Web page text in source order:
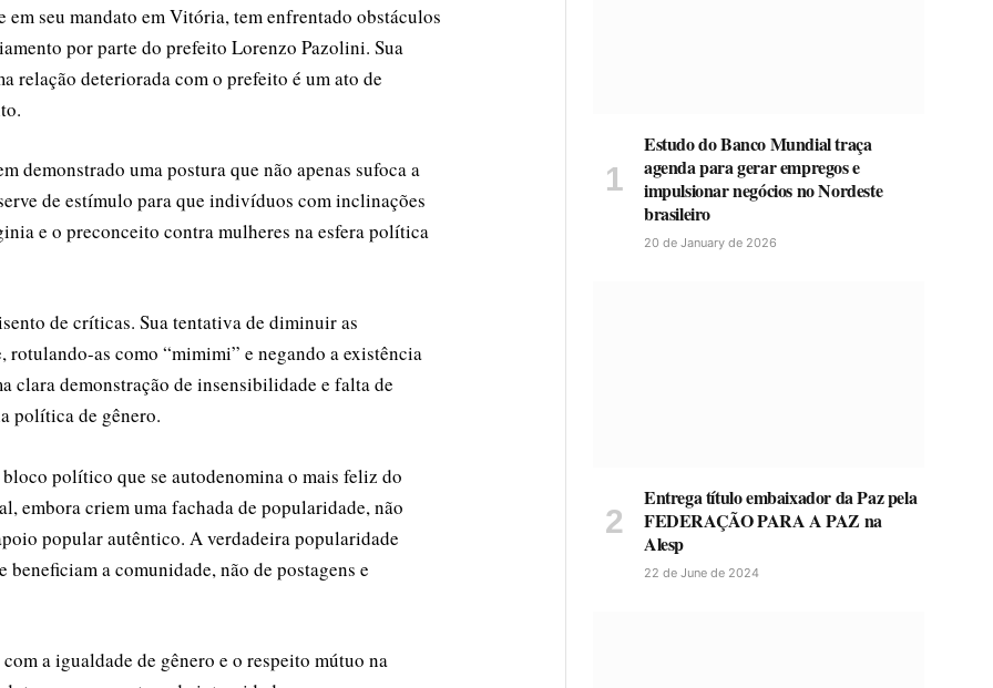
seu mandato em Vitória, tem enfrentado obstáculos
por parte do prefeito Lorenzo Pazolini. Sua
relação deteriorada com o prefeito é um ato de
demonstrado uma postura que não apenas sufoca a
de estímulo para que indivíduos com inclinações
e o preconceito contra mulheres na esfera política
de críticas. Sua tentativa de diminuir as
rotulando-as como “mimimi” e negando a existência
clara demonstração de insensibilidade e falta de
política de gênero.
político que se autodenomina o mais feliz do
embora criem uma fachada de popularidade, não
popular autêntico. A verdadeira popularidade
beneficiam a comunidade, não de postagens e
a igualdade de gênero e o respeito mútuo na
Estudo do Banco Mundial traça
agenda para gerar empregos e
impulsionar negócios no Nordeste
brasileiro
20 de January de 2026
Entrega título embaixador da Paz pela
FEDERAÇÃO PARA A PAZ na
Alesp
22 de June de 2024